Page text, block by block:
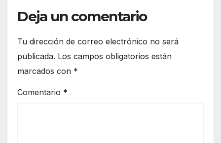
Deja un comentario
Tu dirección de correo electrónico no será
publicada. Los campos obligatorios están
marcados con *
Comentario *